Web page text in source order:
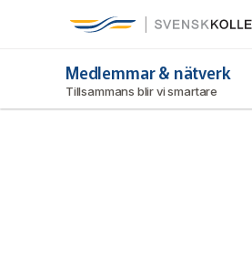
Hoppa
Medlemmar & nätverk
Tillsammans blir vi smartare